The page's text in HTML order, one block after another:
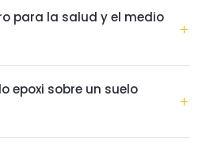
para la salud y el medio
epoxi sobre un suelo